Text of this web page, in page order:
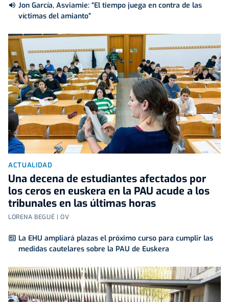
Jon García, Asviamie: “El tiempo juega en contra de las
víctimas del amianto”
ACTUALIDAD
Una decena de estudiantes afectados por
los ceros en euskera en la PAU acude a los
tribunales en las últimas horas
LORENA BEGUÉ | OV
La EHU ampliará plazas el próximo curso para cumplir las
medidas cautelares sobre la PAU de Euskera